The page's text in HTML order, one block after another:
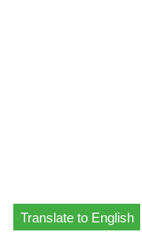
Translate to English